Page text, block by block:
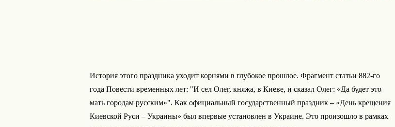
История этого праздника уходит корнями в глубокое прошлое. Фрагмент статьи 882-го
года Повести временных лет: "И сел Олег, княжа, в Киеве, и сказал Олег: «Да будет это
мать городам русским»". Как официальный государственный праздник – «День крещения
Киевской Руси – Украины» был впервые установлен в Украине. Это произошло в рамках